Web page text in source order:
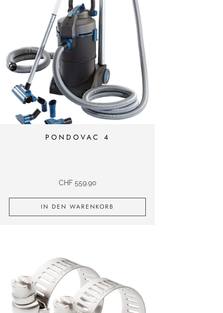
PONDOVAC 4
CHF559.90
IN DEN WARENKORB